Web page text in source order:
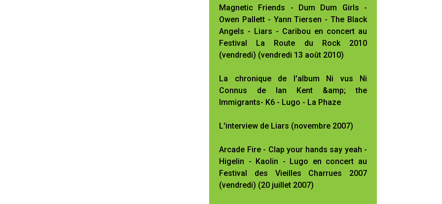
Magnetic Friends - Dum Dum Girls -
Owen Pallett - Yann Tiersen - The Black
Angels - Liars - Caribou en concert au
Festival La Route du Rock 2010
(vendredi) (vendredi 13 août 2010)
La chronique de l'album Ni vus Ni
Connus de Ian Kent &amp; the
Immigrants- K6 - Lugo - La Phaze
L'interview de Liars (novembre 2007)
Arcade Fire - Clap your hands say yeah -
Higelin - Kaolin - Lugo en concert au
Festival des Vieilles Charrues 2007
(vendredi) (20 juillet 2007)